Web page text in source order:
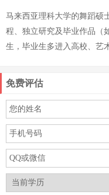
马来西亚理科大学的舞蹈硕
程、独立研究及毕业作品（
生，毕业生多进入高校、艺
免费评估